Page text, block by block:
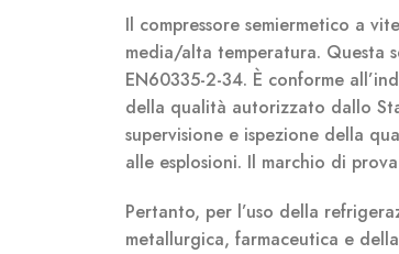
Il compressore semiermetico a
media/alta temperatura. Questa
EN60335-2-34. È conforme
della qualità autorizzato dallo
supervisione e ispezione della
alle esplosioni. Il marchio di
Pertanto, per l’uso della
metallurgica, farmaceutica e